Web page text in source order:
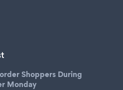
Shoppers During
Monday